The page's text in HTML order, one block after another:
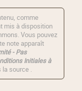
comme
mis à disposition
. Vous pouvez
note apparaît
- Pas
Initiales à
la source .